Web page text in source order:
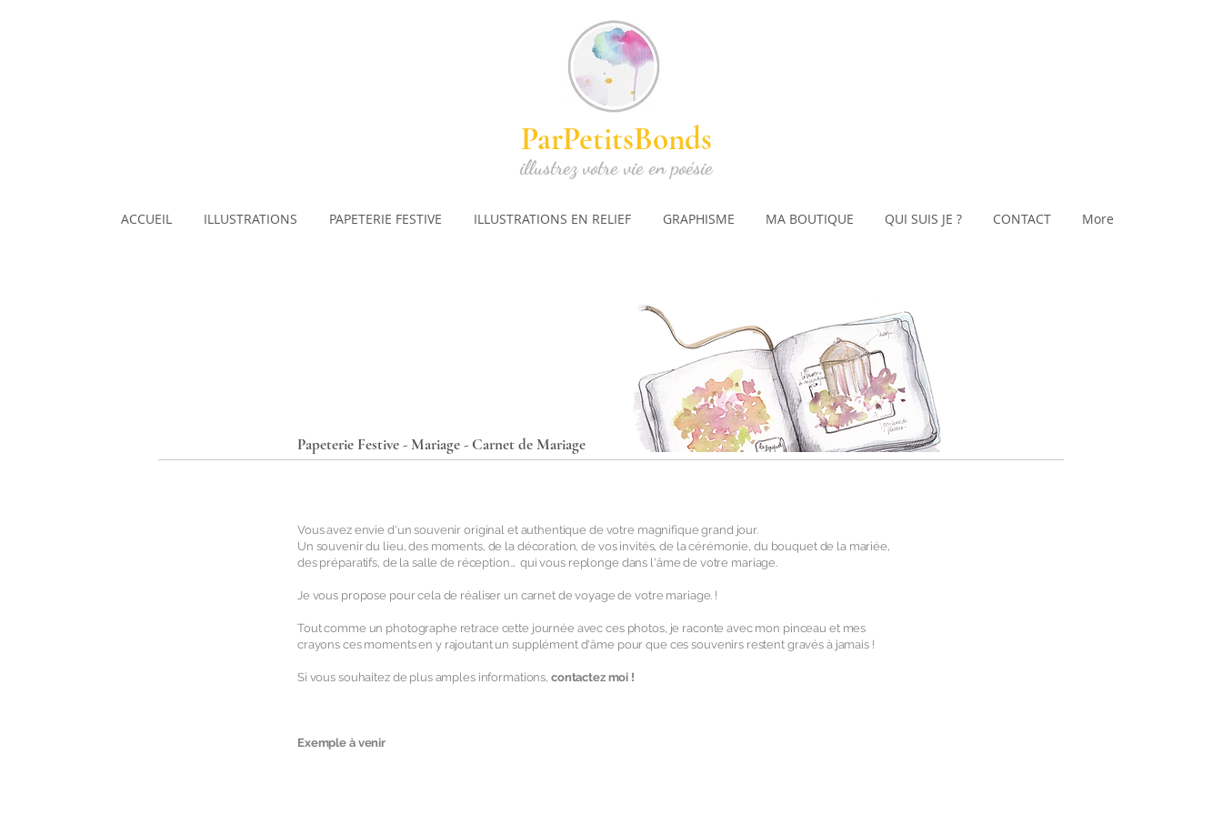
ParPetitsBonds
illustrez votre vie en poésie
ACCUEIL ILLUSTRATIONS PAPETERIE FESTIVE ILLUSTRATIONS EN RELIEF GRAPHISME MA BOUTIQUE QUI SUIS JE ? CONTACT More
Papeterie Festive-Mariage- Carnet de Mariage
Vous avez envie d'un souvenir original et authentique de votre magnifique grand jour.
Un souvenir du lieu, des moments, de la décoration, de vos invités, de la cérémonie, du bouquet de la mariée,
des préparatifs, de la salle de réception... qui vous replonge dans l'âme de votre mariage.
Je vous propose pour cela de réaliser un carnet de voyage de votre mariage. !
Tout comme un photographe retrace cette journée avec ces photos, je raconte avec mon pinceau et mes
crayons ces moments en y rajoutant un supplément d'âme pour que ces souvenirs restent gravés à jamais !
Si vous souhaitez de plus amples informations, contactez moi !
Exemple à venir